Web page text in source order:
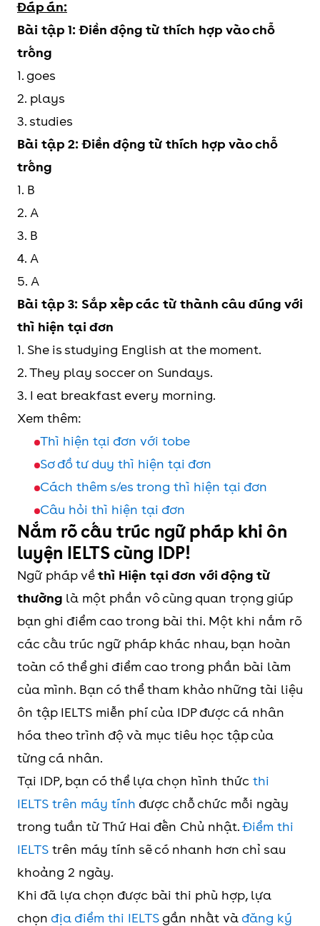
Đáp án:
Bài tập 1: Điền động từ thích hợp vào chỗ
trống
1. goes
2. plays
3. studies
Bài tập 2: Điền động từ thích hợp vào chỗ
trống
1. B
2. A
3. B
4. A
5. A
Bài tập 3: Sắp xếp các từ thành câu đúng với
thì hiện tại đơn
1. She is studying English at the moment.
2. They play soccer on Sundays.
3. I eat breakfast every morning.
Xem thêm:
Thì hiện tại đơn với tobe
Sơ đồ tư duy thì hiện tại đơn
Cách thêm s/es trong thì hiện tại đơn
Câu hỏi thì hiện tại đơn
Nắm rõ cấu trúc ngữ pháp khi ôn
luyện IELTS cùng IDP!
Ngữ pháp vềthì Hiện tại đơn với động từ
thường là một phần vô cùng quan trọng giúp
bạn ghi điểm cao trong bài thi. Một khi nắm rõ
các cấu trúc ngữ pháp khác nhau, bạn hoàn
toàn có thể ghi điểm cao trong phần bài làm
của mình. Bạn có thể tham khảo những tài liệu
ôn tập IELTS miễn phí của IDP được cá nhân
hóa theo trình độ và mục tiêu học tập của
từng cá nhân.
Tại IDP, bạn có thể lựa chọn hình thức thi
IELTS trên máy tính được chỗ chức mỗi ngày
trong tuần từ Thứ Hai đến Chủ nhật.Điểm thi
IELTS trên máy tính sẽ có nhanh hơn chỉ sau
khoảng 2 ngày.
Khi đã lựa chọn được bài thi phù hợp, lựa
chọn địa điểm thi IELTS gần nhất và đăng ký